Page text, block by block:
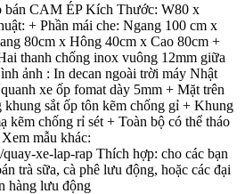
bán CAM ÉP Kích Thước: W80 x
+ Phần mái che: Ngang 100 cm x
80cm x Hông 40cm x Cao 80cm +
thanh chống inox vuông 12mm giữa
ảnh : In decan ngoài trời máy Nhật
xe ốp fomat dày 5mm + Mặt trên
khung sắt ốp tôn kẽm chống gỉ + Khung
kẽm chống rỉ sét + Toàn bộ có thể tháo
mẫu khác:
xe-lap-rap Thích hợp: cho các bạn
trà sữa, cà phê lưu động, hoặc các đại
hàng lưu động